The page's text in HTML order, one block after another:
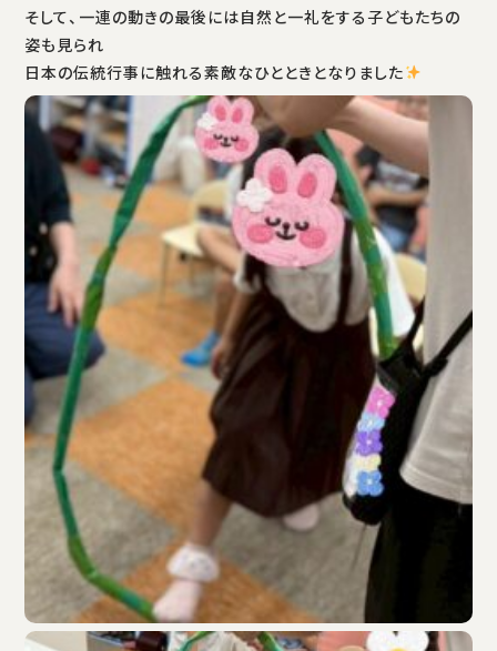
そして、一連の動きの最後には自然と一礼をする子どもたちの
姿も見られ
日本の伝統行事に触れる素敵なひとときとなりました